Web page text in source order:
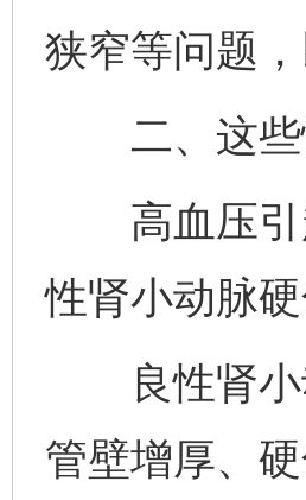
狭窄等问题
二、这些
高血压引
性肾小动脉硬
良性肾小
管壁增厚、